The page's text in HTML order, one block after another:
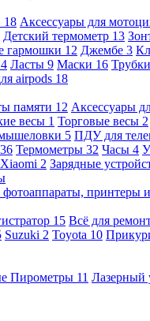
18 Аксессуары для
Детский термометр 13
гармошки 12 Джембе 3
4 Ласты 9 Маски 16 Трубки
airpods 18
памяти 12 Аксессуары
весы 1 Торговые весы 2
5 ПДУ для
36 Термометры 32 Часы 4
2 Зарядные
фотоаппараты, принтеры
15 Всё для
Suzuki 2 Toyota 10
Пирометры 11 Лазерный